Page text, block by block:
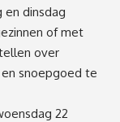
en dinsdag
of met
over
snoepgoed te
22